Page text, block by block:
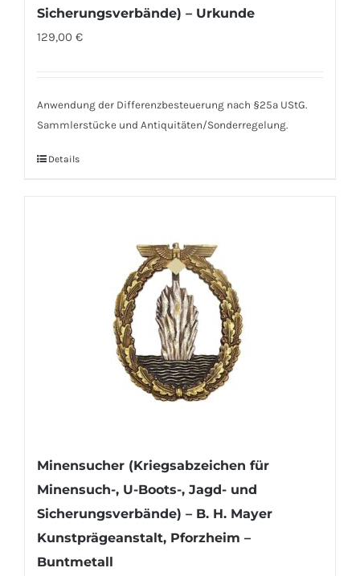
Sicherungsverbände) – Urkunde
129,00 €
Anwendung der Differenzbesteuerung nach §25a UStG.
Sammlerstücke und Antiquitäten/Sonderregelung.
Details
Minensucher (Kriegsabzeichen für
Minensuch-, U-Boots-, Jagd- und
Sicherungsverbände) – B. H. Mayer
Kunstprägeanstalt, Pforzheim –
Buntmetall